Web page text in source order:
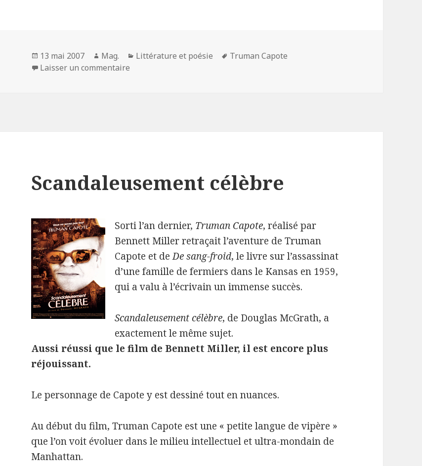
Publié
le
13 mai 2007 Auteur
Mag. Catégories
Littérature et poésie
Mots-
Truman Capote
Laisser un commentaire
Scandaleusement célèbre
Sorti l’an dernier, Truman Capote, réalisé par
Bennett Miller retraçait l’aventure de Truman
Capote et deDe sang-froid, le livre sur l’assassinat
d’une famille de fermiers dans le Kansas en 1959,
qui a valu à l’écrivain un immense succès.
Scandaleusement célèbre, de Douglas McGrath, a
exactement le même sujet.
Aussi réussi que le film de Bennett Miller, il est encore plus
réjouissant.
Le personnage de Capote y est dessiné tout en nuances.
Au début du film, Truman Capote est une « petite langue de vipère »
que l’on voit évoluer dans le milieu intellectuel et ultra-mondain de
Manhattan.